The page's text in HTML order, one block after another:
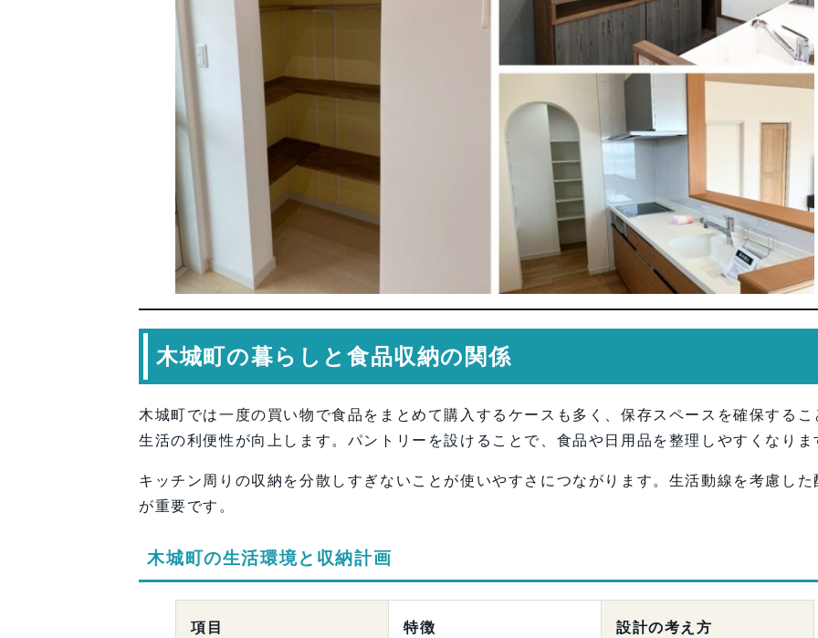
木城町の暮らしと食品収納の関係
木城町では一度の買い物で食品をまとめて購入するケースも多く、保存スペースを確保するこ
生活の利便性が向上します。パントリーを設けることで、食品や日用品を整理しやすくなりま
キッチン周りの収納を分散しすぎないことが使いやすさにつながります。生活動線を考慮した
が重要です。
木城町の生活環境と収納計画
項目 特徴 設計の考え方